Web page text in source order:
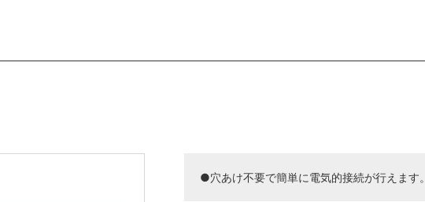
●穴あけ不要で簡単に電気的接続が行えます。